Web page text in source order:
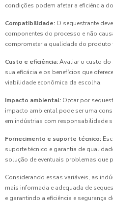
condições podem afetar a eficiência
Compatibilidade: O sequestrante
componentes do processo e não
comprometer a qualidade do produto
Custo e eficiência:Avaliar o custo do
sua eficácia e os benefícios que
viabilidade econômica da escolha.
Impacto ambiental: Optar por
impacto ambiental pode ser uma
em indústrias com responsabilidade
Fornecimento e suporte técnico:
suporte técnico e garantia de
solução de eventuais problemas que
Considerando essas variáveis, as
mais informada e adequada de
e garantindo a eficiência e segurança